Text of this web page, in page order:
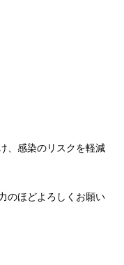
、感染のリスクを軽減
のほどよろしくお願い